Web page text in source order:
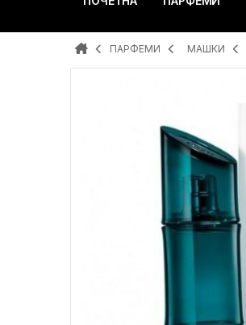
ПАРФЕМИ MAШКИ